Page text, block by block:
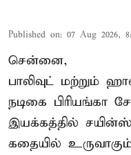
Published on: 07 Aug 2026,
சென்னை,
பாலிவுட் மற்றும்
நடிகை பிரியங்கா
இயக்கத்தில்
கதையில்